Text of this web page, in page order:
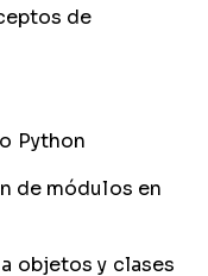
de
Python
de módulos en
objetos y clases